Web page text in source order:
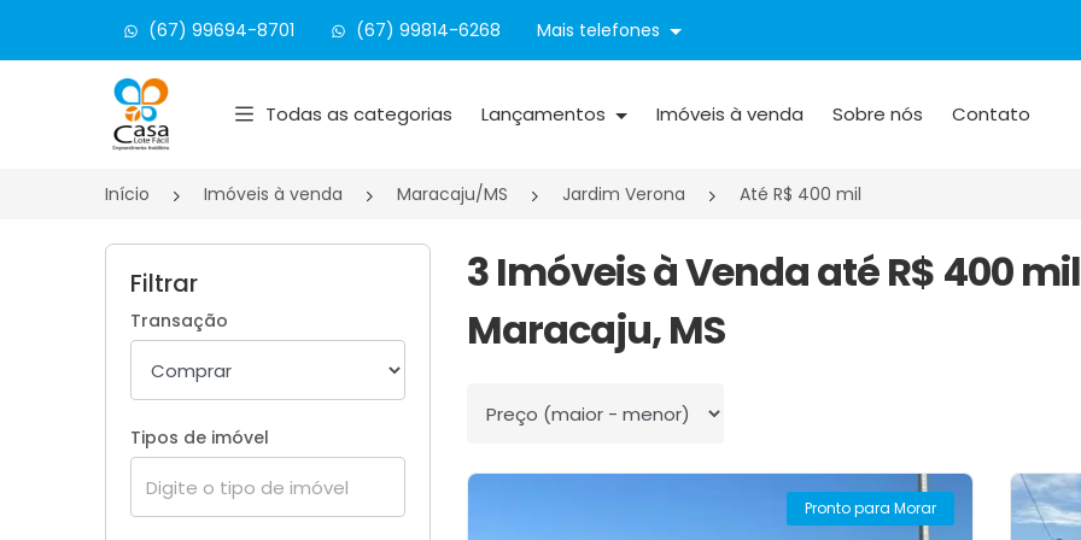
(67) 99694-8701 (67) 99814-6268 Mais telefones
Página inicial
Todas as categorias Lançamentos Imóveis à venda Sobre nós Contato
Início Imóveis à venda Maracaju/MS Jardim Verona Até R$ 400 mil
Filtrar
Transação
Tipos de imóvel
3 Imóveis à Venda até R$ 400
Maracaju, MS
Ordenar por
Pronto para Morar